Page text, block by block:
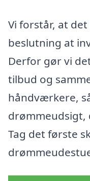
Vi forstår, at
beslutning at
Derfor gør vi
tilbud og
håndværkere,
drømmeudsigt,
Tag det første